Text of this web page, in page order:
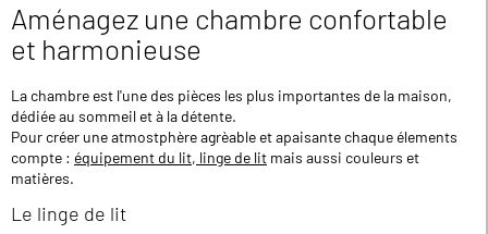
Aménagez une chambre confortable
et harmonieuse
La chambre est l'une des pièces les plus importantes de la maison,
dédiée au sommeil et à la détente.
Pour créer une atmostphère agrèable et apaisante chaque élements
compte : équipement du lit, linge de lit mais aussi couleurs et
matières.
Le linge de lit